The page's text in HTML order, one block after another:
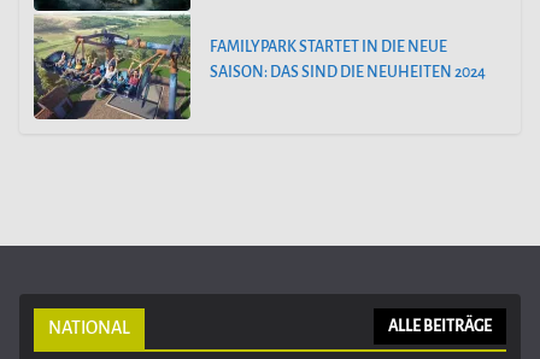
FAMILYPARK STARTET IN DIE NEUE
SAISON: DAS SIND DIE NEUHEITEN 2024
NATIONAL ALLE BEITRÄGE